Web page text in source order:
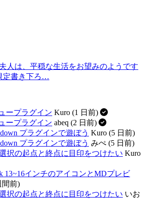
人は、平穏な生活をお望みのようです
定書き下ろ…
ープラグイン Kuro (1 日前)
ープラグイン abeq (2 日前)
プラグインで遊ぼう Kuro (5 日前)
プラグインで遊ぼう みぺ (5 日前)
択の起点と終点に目印をつけたい Kuro
13~16インチのアイコンとMDプレビ
間前)
択の起点と終点に目印をつけたい いお